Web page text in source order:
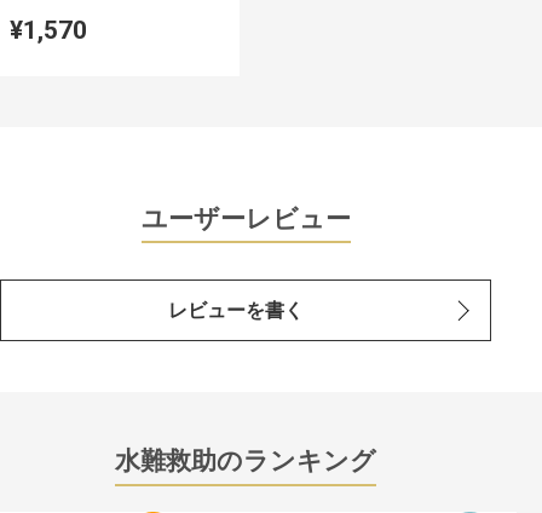
¥1,570
ユーザーレビュー
レビューを書く
水難救助のランキング